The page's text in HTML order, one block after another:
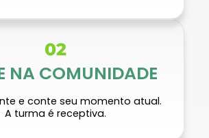
02
NA COMUNIDADE
e conte seu momento atual.
A turma é receptiva.